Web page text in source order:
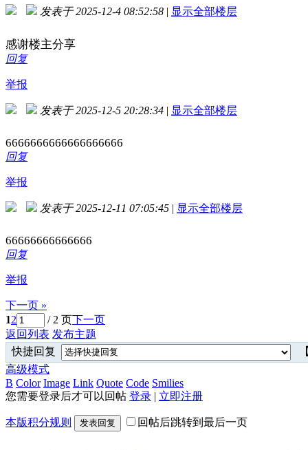
发表于 2025-12-4 08:52:58 | 显示全部楼层
感谢楼主分享
回复
举报
发表于 2025-12-5 20:28:34 | 显示全部楼层
6666666666666666666
回复
举报
发表于 2025-12-11 07:05:45 | 显示全部楼层
66666666666666
回复
举报
下一页 »
12 / 2 页下一页
返回列表 发布主题
快捷回复
高级模式
B Color Image Link Quote Code Smilies
您需要登录后才可以回帖 登录 | 立即注册
本版积分规则 发表回复 回帖后跳转到最后一页